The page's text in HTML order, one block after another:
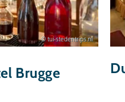
© tui-stedentrips.nl
Brugge